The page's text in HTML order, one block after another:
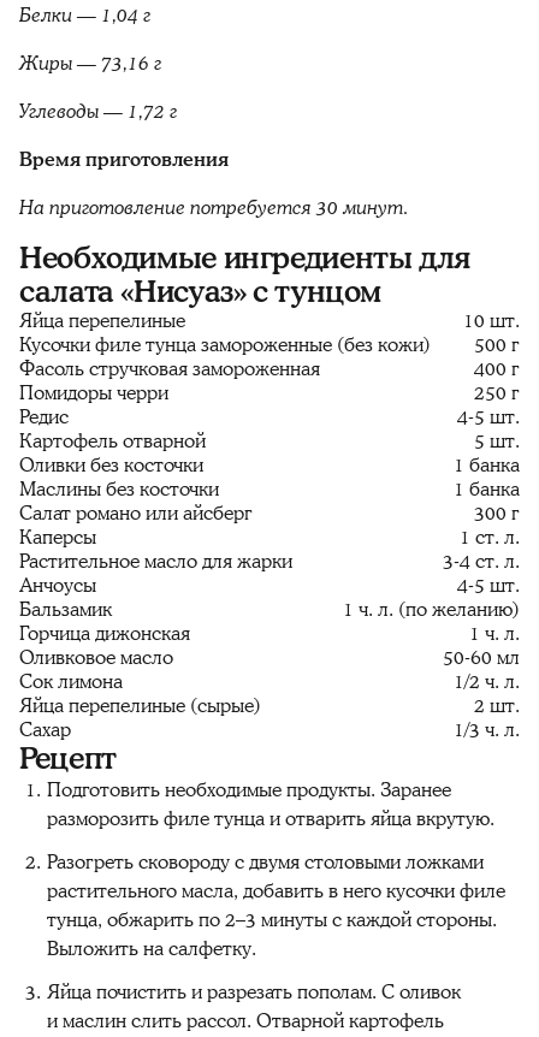
Белки — 1,04 г
Жиры — 73,16 г
Углеводы — 1,72 г
Время приготовления
На приготовление потребуется 30 минут.
Необходимые ингредиенты для
салата «Нисуаз» с тунцом
Яйца перепелиные
10 шт.
Кусочки филе тунца замороженные (без кожи)
500 г
Фасоль стручковая замороженная
400 г
Помидоры черри
250 г
Редис
4-5 шт.
Картофель отварной
5 шт.
Оливки без косточки
1 банка
Маслины без косточки
1 банка
Салат романо или айсберг
300 г
Каперсы
1 ст. л.
Растительное масло для жарки
3-4 ст. л.
Анчоусы
4-5 шт.
Бальзамик
1 ч. л. (по желанию)
Горчица дижонская
1 ч. л.
Оливковое масло
50-60 мл
Сок лимона
1/2 ч. л.
Яйца перепелиные (сырые)
2 шт.
Сахар
1/3 ч. л.
Рецепт
Подготовить необходимые продукты. Заранее
разморозить филе тунца и отварить яйца вкрутую.
Разогреть сковороду с двумя столовыми ложками
растительного масла, добавить в него кусочки филе
тунца, обжарить по 2–3 минуты с каждой стороны.
Выложить на салфетку.
Яйца почистить и разрезать пополам. С оливок
и маслин слить рассол. Отварной картофель